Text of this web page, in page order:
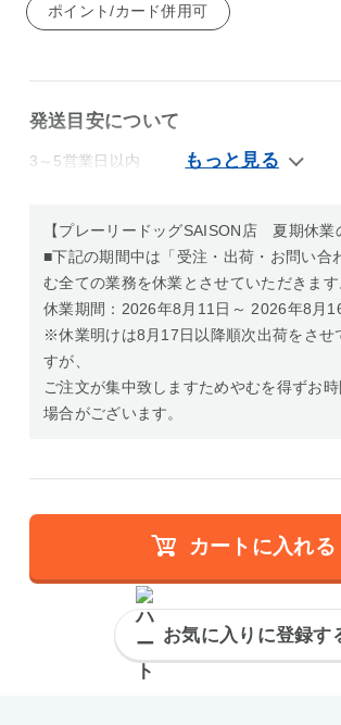
ポイント/カード併用可
発送目安について
3～5営業日以内
【プレーリードッグSAISON店 夏期休業
■下記の期間中は「受注・出荷・お問い合
む全ての業務を休業とさせていただきます
休業期間：2026年8月11日～ 2026年8月
※休業明けは8月17日以降順次出荷をさせ
すが、
ご注文が集中致しますためやむを得ずお
場合がございます。
カートに入れる
お気に入りに登録す